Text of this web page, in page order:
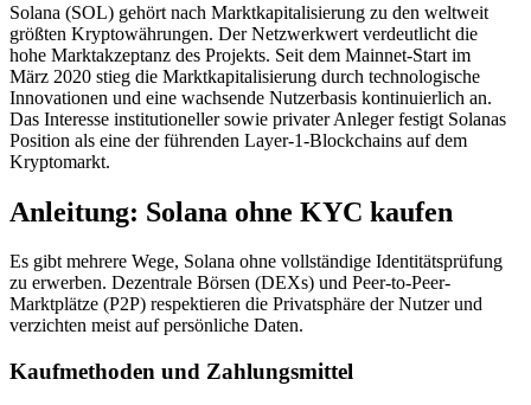
Solana (SOL) gehört nach Marktkapitalisierung zu den weltweit
größten Kryptowährungen. Der Netzwerkwert verdeutlicht die
hohe Marktakzeptanz des Projekts. Seit dem Mainnet-Start im
März 2020 stieg die Marktkapitalisierung durch technologische
Innovationen und eine wachsende Nutzerbasis kontinuierlich an.
Das Interesse institutioneller sowie privater Anleger festigt Solanas
Position als eine der führenden Layer-1-Blockchains auf dem
Kryptomarkt.
Anleitung: Solana ohne KYC kaufen
Es gibt mehrere Wege, Solana ohne vollständige Identitätsprüfung
zu erwerben. Dezentrale Börsen (DEXs) und Peer-to-Peer-
Marktplätze (P2P) respektieren die Privatsphäre der Nutzer und
verzichten meist auf persönliche Daten.
Kaufmethoden und Zahlungsmittel